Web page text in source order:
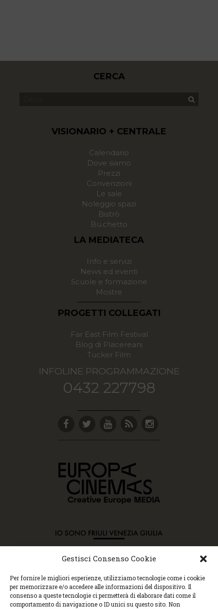
Gestisci Consenso Cookie
Per fornire le migliori esperienze, utilizziamo tecnologie come i cookie
per memorizzare e/o accedere alle informazioni del dispositivo. Il
consenso a queste tecnologie ci permetterà di elaborare dati come il
comportamento di navigazione o ID unici su questo sito. Non
CERCA
VISIONARIO + CENTRALE
Calendario
Dove siamo
Prezzi
Convenzioni
Le sale
Noleggio spazi
Bistrò
Bu.chetto
LA MEDIATECA
Info e servizi
News ed eventi
Scuole e formazione
Mostre
PROGETTI COLLEGATI
Far East Film Festival
Blog di Placereani
Tucker Film
INFOLINE PROGRAMMAZIONE
0432 227798
Copyright © 2015 Cec, Tutti i diritti riservati. Nessun
contenuto può essere copiato o manipolato. Accedendo al
sito approvi la Policy sulla privacy e la Policy sui
contenuti.